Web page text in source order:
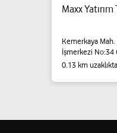
Maxx
Kemerkaya
İşmerkezi No:34
0.13 km uzaklıkta